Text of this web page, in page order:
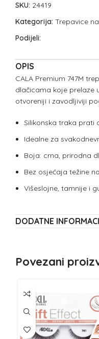
SKU: 24419
Kategorija: Trepavice
Podijeli:
OPIS
CALA Premium 747M
dlačicama koje prelaze
otvoreniji i zavodljiviji
Silikonska traka prati
Idealne za
Boja: crna, prirodna
Bez osjećaja težine
Višeslojne, tamnije i
DODATNE
Povezani